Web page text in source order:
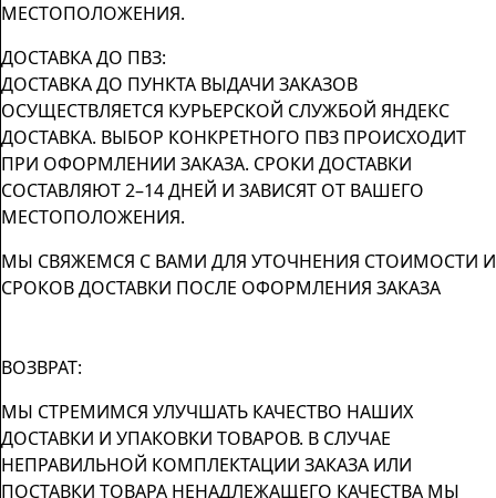
МЕСТОПОЛОЖЕНИЯ.
ДОСТАВКА ДО ПВЗ:
ДОСТАВКА ДО ПУНКТА ВЫДАЧИ ЗАКАЗОВ
ОСУЩЕСТВЛЯЕТСЯ КУРЬЕРСКОЙ СЛУЖБОЙ ЯНДЕКС
ДОСТАВКА. ВЫБОР КОНКРЕТНОГО ПВЗ ПРОИСХОДИТ
ПРИ ОФОРМЛЕНИИ ЗАКАЗА. СРОКИ ДОСТАВКИ
СОСТАВЛЯЮТ 2–14 ДНЕЙ И ЗАВИСЯТ ОТ ВАШЕГО
МЕСТОПОЛОЖЕНИЯ.
МЫ СВЯЖЕМСЯ С ВАМИ ДЛЯ УТОЧНЕНИЯ СТОИМОСТИ И
СРОКОВ ДОСТАВКИ ПОСЛЕ ОФОРМЛЕНИЯ ЗАКАЗА
ВОЗВРАТ:
МЫ СТРЕМИМСЯ УЛУЧШАТЬ КАЧЕСТВО НАШИХ
ДОСТАВКИ И УПАКОВКИ ТОВАРОВ. В СЛУЧАЕ
НЕПРАВИЛЬНОЙ КОМПЛЕКТАЦИИ ЗАКАЗА ИЛИ
ПОСТАВКИ ТОВАРА НЕНАДЛЕЖАЩЕГО КАЧЕСТВА МЫ